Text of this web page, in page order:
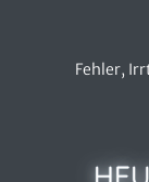
Fehler,